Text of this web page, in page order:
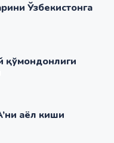
Ўзбекистонга
қўмондонлиги
аёл киши